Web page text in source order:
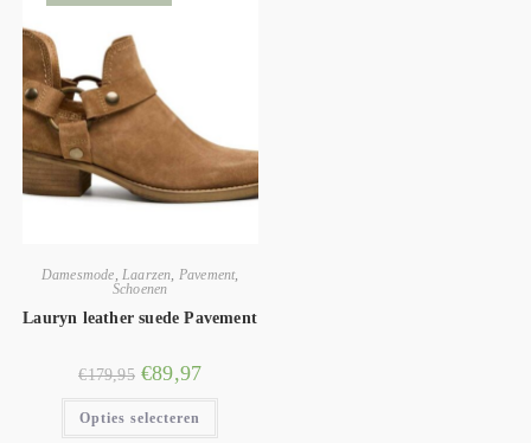
Damesmode Laarzen Pavement,
Schoenen
Lauryn leather suede Pavement
€179,95 €89,97
Opties selecteren